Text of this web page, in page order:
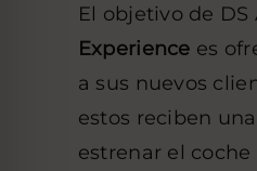
El objetivo de
Experience es
a sus nuevos
estos reciben
estrenar el